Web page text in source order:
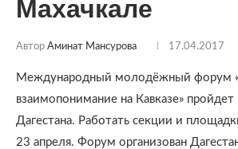
Махачкале
Автор Аминат Мансурова 17.04.2017
Международный молодёжный форум
взаимопонимание на Кавказе» пройдет
Дагестана. Работать секции и
23 апреля. Форум организован